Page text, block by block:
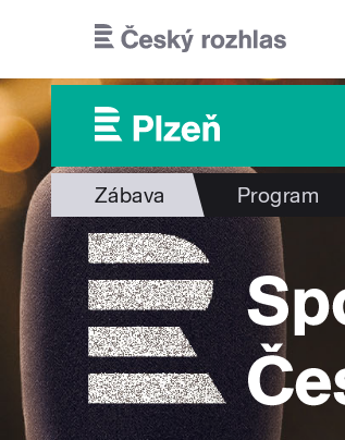
Zábava Program